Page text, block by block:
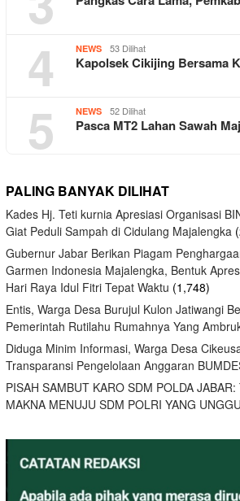
4 NEWS 53 Dilihat
Kapolsek Cikijing Bersama
5 NEWS 52 Dilihat
Pasca MT2 Lahan Sawah
PALING BANYAK DILIHAT
Kades Hj. Teti kurnia Apresiasi Organisasi
Giat Peduli Sampah di Cidulang Majalengka
Gubernur Jabar Berikan Piagam
Garmen Indonesia Majalengka, Bentuk
Hari Raya Idul Fitri Tepat Waktu (1,748)
Entis, Warga Desa Burujul Kulon Jatiwangi
Pemerintah Rutilahu Rumahnya Yang
Diduga Minim Informasi, Warga Desa
Transparansi Pengelolaan Anggaran
PISAH SAMBUT KARO SDM POLDA
MAKNA MENUJU SDM POLRI YANG